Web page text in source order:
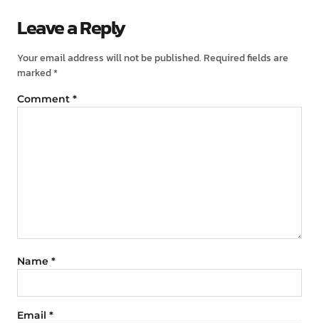
Leave a Reply
Your email address will not be published. Required fields are
marked*
Comment *
Name *
Email *